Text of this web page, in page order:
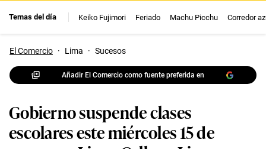
Temas del día Keiko Fujimori Feriado Machu Picchu Corredor
El Comercio · Lima · Sucesos
Añadir El Comercio como fuente preferida en
Gobierno suspende clases
escolares este miércoles 15 de